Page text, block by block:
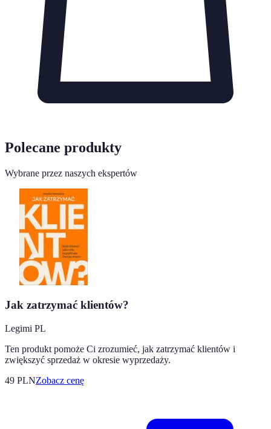
Polecane produkty
Wybrane przez naszych ekspertów
Jak zatrzymać klientów?
Legimi PL
Ten produkt pomoże Ci zrozumieć, jak zatrzymać klientów i
zwiększyć sprzedaż w okresie wyprzedaży.
49 PLNZobacz cenę